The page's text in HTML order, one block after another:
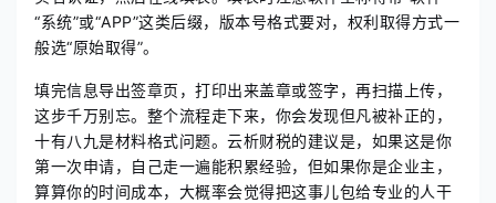
“系统”或“APP”这类后缀，版本号格式要对，权利取得方式一
般选“原始取得”。
填完信息导出签章页，打印出来盖章或签字，再扫描上传，
这步千万别忘。整个流程走下来，你会发现但凡被补正的，
十有八九是材料格式问题。云析财税的建议是，如果这是你
第一次申请，自己走一遍能积累经验，但如果你是企业主，
算算你的时间成本，大概率会觉得把这事儿包给专业的人干